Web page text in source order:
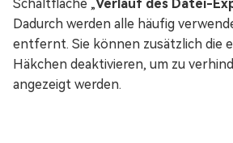
Schaltfläche „Verlauf des Datei-
Dadurch werden alle häufig
entfernt. Sie können zusätzlich die
Häkchen deaktivieren, um zu
angezeigt werden.